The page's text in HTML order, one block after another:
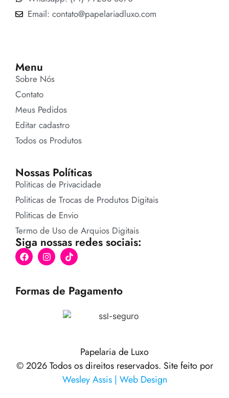
Email: contato@papelariadluxo.com
Menu
Sobre Nós
Contato
Meus Pedidos
Editar cadastro
Todos os Produtos
Nossas Políticas
Politicas de Privacidade
Politicas de Trocas de Produtos Digitais
Politicas de Envio
Termo de Uso de Arquios Digitais
Siga nossas redes sociais:
Formas de Pagamento
Papelaria de Luxo
© 2026 Todos os direitos reservados. Site feito por
Wesley Assis | Web Design